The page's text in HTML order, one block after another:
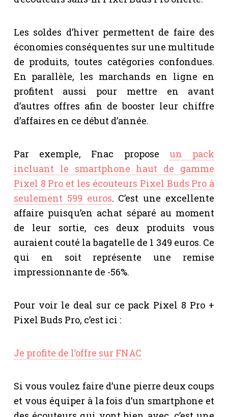
Les soldes d’hiver permettent de faire des
économies conséquentes sur une multitude
de produits, toutes catégories confondues.
En parallèle, les marchands en ligne en
profitent aussi pour mettre en avant
d’autres offres afin de booster leur chiffre
d’affaires en ce début d’année.
Par exemple, Fnac propose un pack
incluant le smartphone haut de gamme
Pixel 8 Pro et les écouteurs Pixel Buds Pro à
seulement 599 euros. C’est une excellente
affaire puisqu’en achat séparé au moment
de leur sortie, ces deux produits vous
auraient couté la bagatelle de 1 349 euros. Ce
qui en soit représente une remise
impressionnante de -56%.
Pour voir le deal sur ce pack Pixel 8 Pro +
Pixel Buds Pro, c’est ici :
Je profite de l’offre sur FNAC
Si vous voulez faire d’une pierre deux coups
et vous équiper à la fois d’un smartphone et